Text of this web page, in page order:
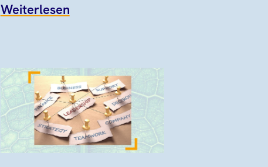
Weiterlesen